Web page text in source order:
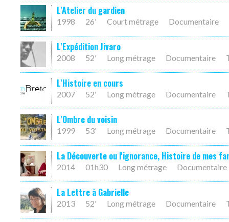
L'Atelier du gardien
1998 26' Court métrage Documentaire
L'Expédition Jivaro
2008 52' Long métrage Documentaire
L'Histoire en cours
2007 52' Long métrage Documentaire
L'Ombre du voisin
1999 53' Long métrage Documentaire
La Découverte ou l'ignorance, Histoire de mes
2014 01h30 Long métrage Documentaire
La Lettre à Gabrielle
2013 52' Long métrage Documentaire